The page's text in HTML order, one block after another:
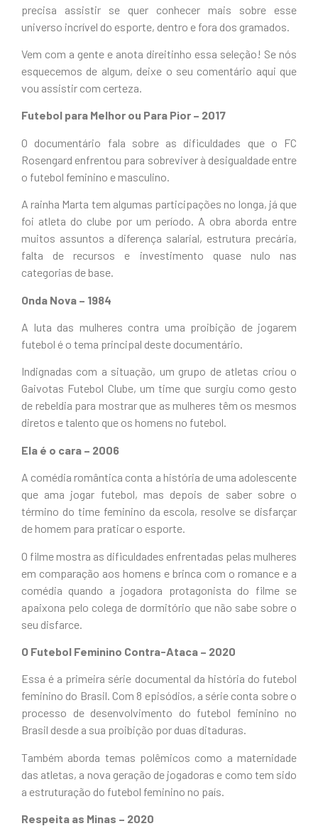
precisa assistir se quer conhecer mais sobre esse
universo incrível do esporte, dentro e fora dos gramados.
Vem com a gente e anota direitinho essa seleção! Se nós
esquecemos de algum, deixe o seu comentário aqui que
vou assistir com certeza.
Futebol para Melhor ou Para Pior – 2017
O documentário fala sobre as dificuldades que o
FC
Rosengard enfrentou para sobreviver à desigualdade entre
o futebol feminino e masculino.
A rainha Marta tem algumas participações no longa, já que
foi atleta do clube por um período. A obra aborda entre
muitos assuntos a diferença salarial, estrutura precária,
falta de recursos e investimento quase nulo nas
categorias de base.
Onda Nova – 1984
A luta das mulheres contra uma proibição de jogarem
futebol é o tema principal deste documentário.
Indignadas com a situação, um grupo de atletas criou o
Gaivotas Futebol Clube, um time que surgiu como gesto
de rebeldia para mostrar que as mulheres têm os mesmos
diretos e talento que os homens no futebol.
Ela é o cara – 2006
A comédia romântica conta a história de uma adolescente
que ama jogar futebol, mas depois de saber sobre o
término do time feminino da escola, resolve se disfarçar
de homem para praticar o esporte.
O filme mostra as dificuldades enfrentadas pelas mulheres
em comparação aos homens e brinca com o romance e a
comédia quando a jogadora protagonista do filme se
apaixona pelo colega de dormitório que não sabe sobre o
seu disfarce.
O Futebol Feminino Contra-Ataca – 2020
Essa é a primeira série documental da história do futebol
feminino do Brasil. Com 8 episódios, a série conta sobre o
processo de desenvolvimento do futebol feminino no
Brasil desde a sua proibição por duas ditaduras.
Também aborda temas polêmicos como a maternidade
das atletas, a nova geração de jogadoras e como tem sido
a estruturação do futebol feminino no país.
Respeita as Minas – 2020